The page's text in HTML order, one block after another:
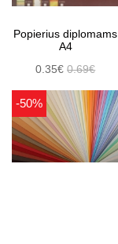
Popierius diplomams
A4
0.35€0.69€
-50%